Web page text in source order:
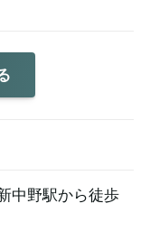
中野駅から徒歩